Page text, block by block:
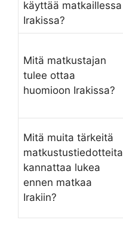
käyttää matkaillessa
Irakissa?
Mitä matkustajan
tulee ottaa
huomioon Irakissa?
Mitä muita tärkeitä
matkustustiedotteita
kannattaa lukea
ennen matkaa
Irakiin?